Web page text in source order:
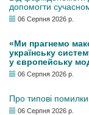
допомогти
06 Серпня 2026 р.
«Ми прагнемо
українську
у європейську
06 Серпня 2026 р.
Про типові помилки
06 Серпня 2026 р.